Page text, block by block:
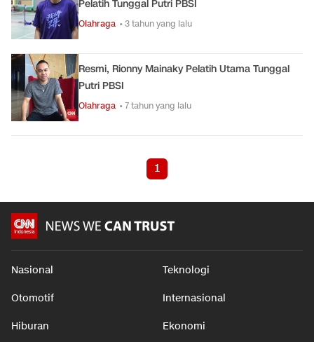
Pelatih Tunggal Putri PBSI
Olahraga • 3 tahun yang lalu
Resmi, Rionny Mainaky Pelatih Utama Tunggal
Putri PBSI
Olahraga • 7 tahun yang lalu
1
Nasional Teknologi
Otomotif Internasional
Hiburan Ekonomi